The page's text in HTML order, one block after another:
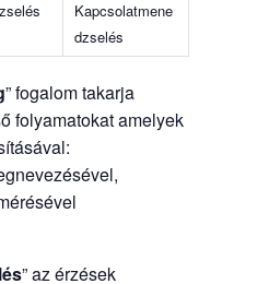
Kapcsolatmene
dzselés
” fogalom takarja
folyamatokat amelyek
” az érzések